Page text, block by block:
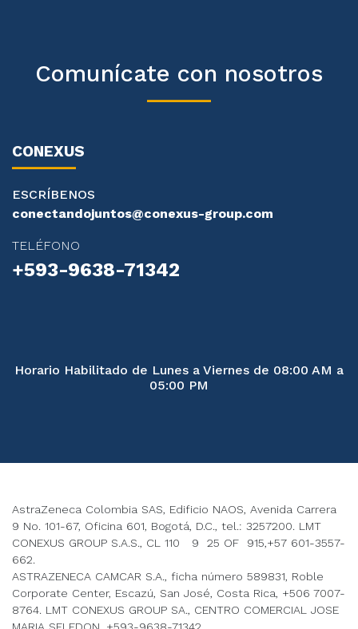
Comunícate con nosotros
CONEXUS
ESCRÍBENOS
conectandojuntos@conexus-group.com
TELÉFONO
+593-9638-71342
Horario Habilitado de Lunes a Viernes de 08:00 AM a
05:00 PM
AstraZeneca Colombia SAS, Edificio NAOS, Avenida Carrera
9 No. 101-67, Oficina 601, Bogotá, D.C., tel.: 3257200. LMT
CONEXUS GROUP S.A.S., CL 110 9 25 OF 915,+57 601-3557-
662.
ASTRAZENECA CAMCAR S.A., ficha número 589831, Roble
Corporate Center, Escazú, San José, Costa Rica, +506 7007-
8764. LMT CONEXUS GROUP SA., CENTRO COMERCIAL JOSE